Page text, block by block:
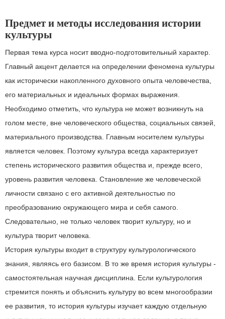
Предмет и методы исследования истории
культуры
Первая тема курса носит вводно-подготовительный характер.
Главный акцент делается на определении феномена культуры
как исторически накопленного духовного опыта человечества,
его материальных и идеальных формах выражения.
Необходимо отметить, что культура не может возникнуть на
голом месте, вне человеческого общества, социальных связей,
материального производства. Главным носителем культуры
является человек. Поэтому культура всегда характеризует
степень исторического развития общества и, прежде всего,
уровень развития человека. Становление же человеческой
личности связано с его активной деятельностью по
преобразованию окружающего мира и себя самого.
Следовательно, не только человек творит культуру, но и
культура творит человека.
История культуры входит в структуру культурологического
знания, являясь его базисом. В то же время история культуры -
самостоятельная научная дисциплина. Если культурология
стремится понять и объяснить культуру во всем многообразии
ее развития, то история культуры изучает каждую отдельную